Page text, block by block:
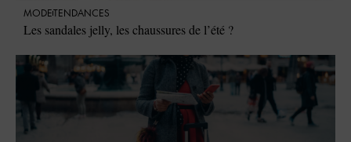
MODETENDANCES
Les sandales jelly, les chaussures de l’été ?